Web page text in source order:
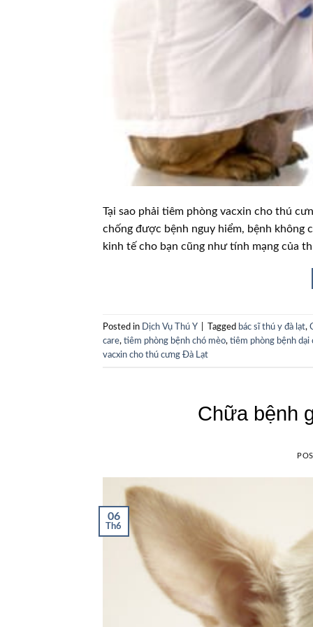
Tại sao phải tiêm phòng vacxin cho thú
chống được bệnh nguy hiểm, bệnh
kinh tế cho bạn cũng như tính mạng của
Posted in Dịch Vụ Thú Y Tagged bác sĩ thú y đà lạt,
care, tiêm phòng bệnh chó mèo, tiêm phòng bệnh dại
vacxin cho thú cưng Đà Lạt
Chữa bệnh
06
Th6